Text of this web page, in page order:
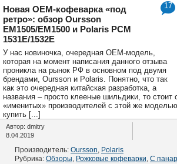
17
Новая OEM-кофеварка «под
ретро»: обзор Oursson
EM1505/EM1500 и Polaris PCM
1531E/1532E
У нас новиночка, очередная OEM-модель,
которая на момент написания данного отзыва
проникла на рынок РФ в основном под двумя
брендами, Oursson и Polaris. Понятно, что так
как это очередная китайская разработка, а
названия – просто клееные шильдики, то стоит
«именитых» производителей с этой же
купить [...]
Автор: dmitry
8.04.2019
Производитель: Oursson Polaris
Рубрика: Обзоры Рожковые кофеварки С